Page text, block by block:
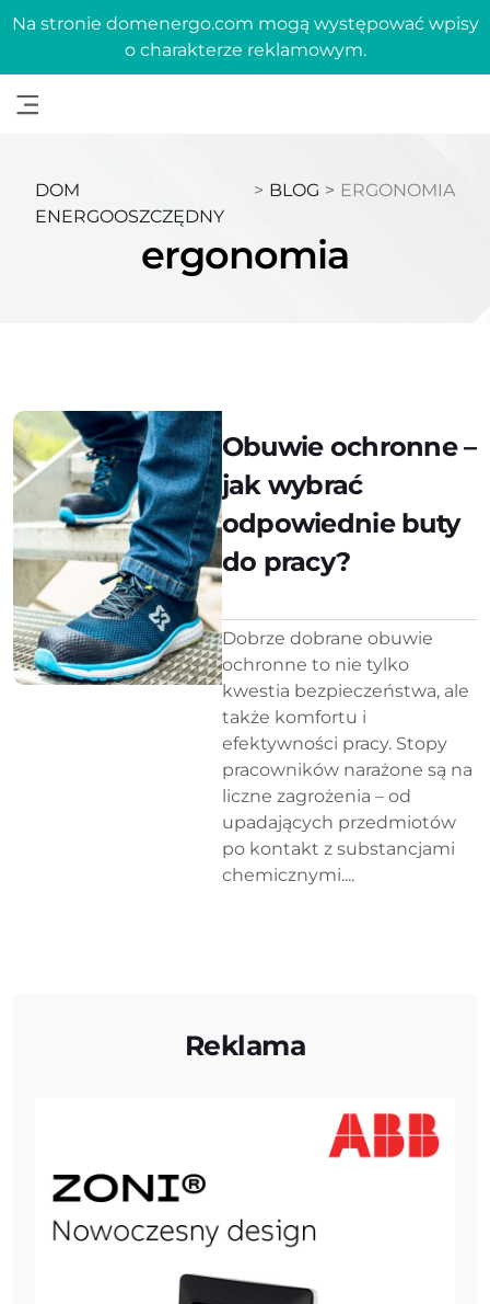
Na stronie domenergo.com mogą występować wpisy
o charakterze reklamowym.
DOM
ENERGOOSZCZĘDNY
> BLOG > ERGONOMIA
ergonomia
Obuwie ochronne –
jak wybrać
odpowiednie buty
do pracy?
Dobrze dobrane obuwie
ochronne to nie tylko
kwestia bezpieczeństwa, ale
także komfortu i
efektywności pracy. Stopy
pracowników narażone są na
liczne zagrożenia – od
upadających przedmiotów
po kontakt z substancjami
chemicznymi....
Reklama